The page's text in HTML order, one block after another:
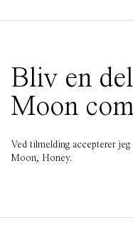
Bliv en
Moon
Ved tilmelding accepterer
Moon, Honey.